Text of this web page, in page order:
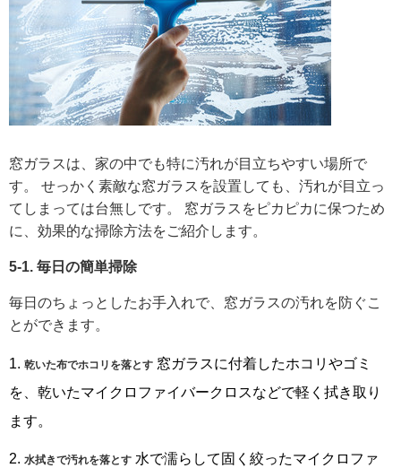
窓ガラスは、家の中でも特に汚れが目立ちやすい場所で
す。 せっかく素敵な窓ガラスを設置しても、汚れが目立っ
てしまっては台無しです。 窓ガラスをピカピカに保つため
に、効果的な掃除方法をご紹介します。
5-1. 毎日の簡単掃除
毎日のちょっとしたお手入れで、窓ガラスの汚れを防ぐこ
とができます。
乾いた布でホコリを落とす 窓ガラスに付着したホコリやゴミ
を、乾いたマイクロファイバークロスなどで軽く拭き取り
ます。
水拭きで汚れを落とす 水で濡らして固く絞ったマイクロファ